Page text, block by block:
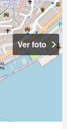
Ver foto